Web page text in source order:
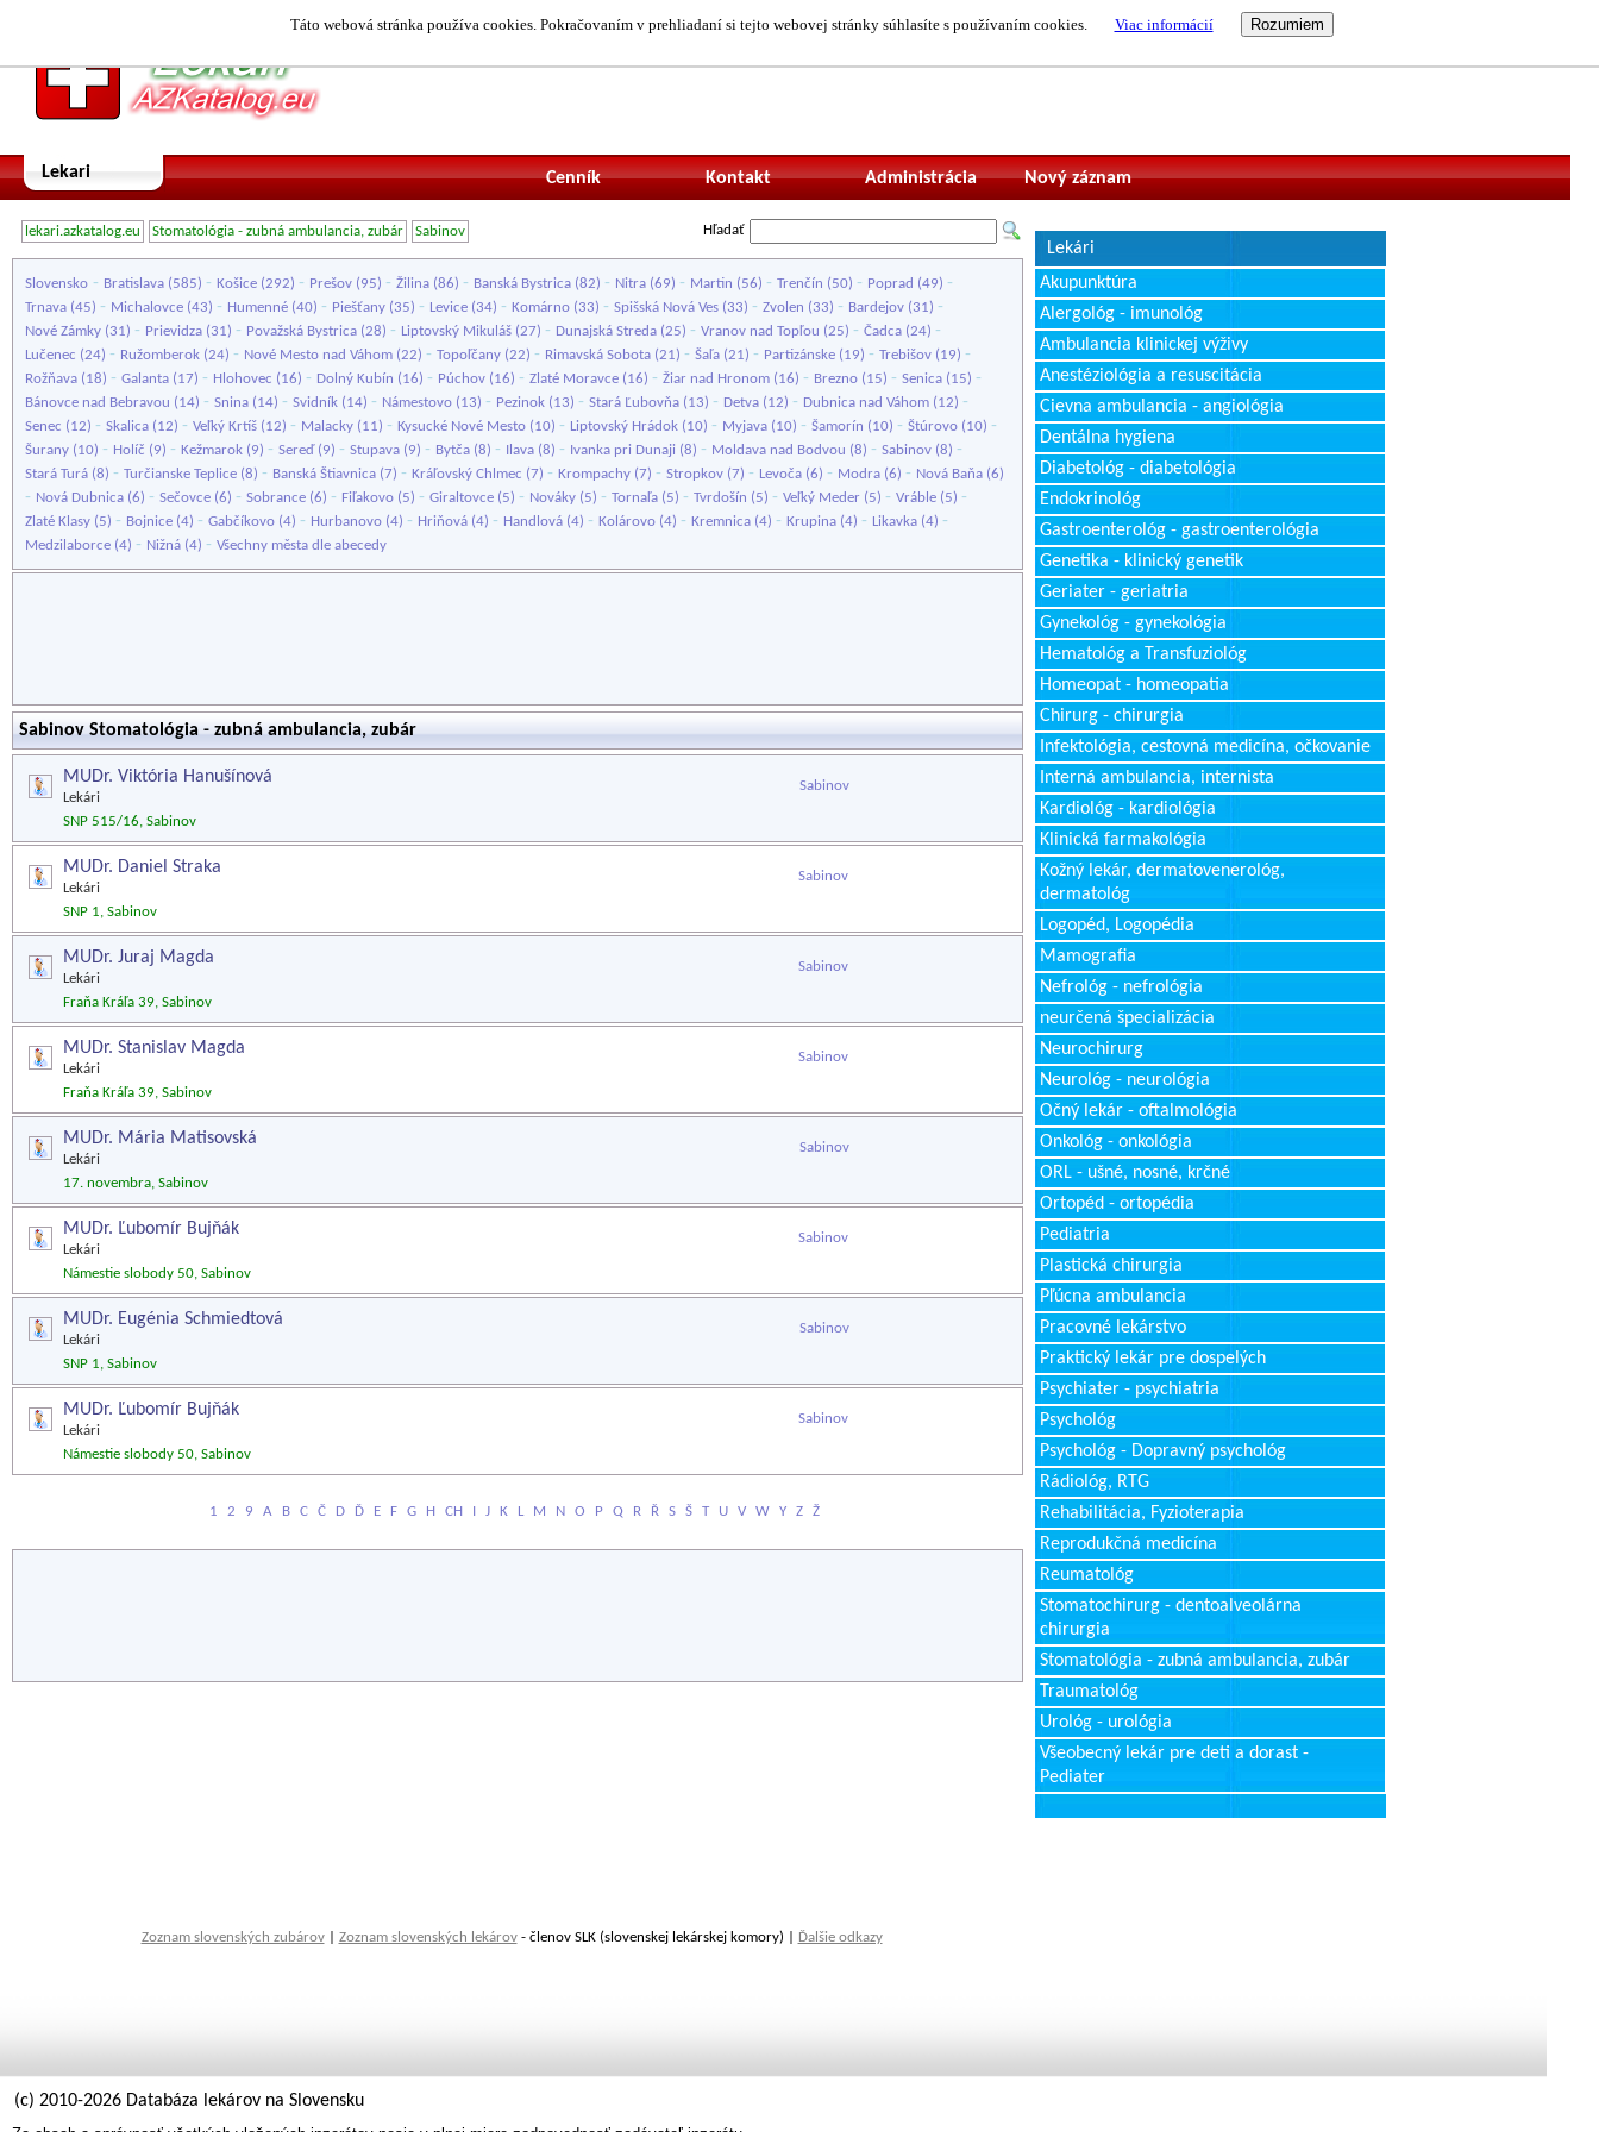
Táto webová stránka používa cookies. Pokračovaním v prehliadaní si tejto webovej stránky súhlasíte s používaním cookies. Viac informácií
Lekari Nový záznam
Administrácia
Kontakt
Cenník
lekari.azkatalog.eu Stomatológia - zubná ambulancia, zubár Sabinov Hľadať
Slovensko - Bratislava (585) - Košice (292) - Prešov (95) - Žilina (86) - Banská Bystrica (82) - Nitra (69) - Martin (56) - Trenčín (50) - Poprad (49) -
Trnava (45) - Michalovce (43) - Humenné (40) - Piešťany (35) - Levice (34) - Komárno (33) - Spišská Nová Ves (33) - Zvolen (33) - Bardejov (31) -
Nové Zámky (31) - Prievidza (31) - Považská Bystrica (28) - Liptovský Mikuláš (27) - Dunajská Streda (25) - Vranov nad Topľou (25) - Čadca (24) -
Lučenec (24) - Ružomberok (24) - Nové Mesto nad Váhom (22) - Topoľčany (22) - Rimavská Sobota (21) - Šaľa (21) - Partizánske (19) - Trebišov (19) -
Rožňava (18) - Galanta (17) - Hlohovec (16) - Dolný Kubín (16) - Púchov (16) - Zlaté Moravce (16) - Žiar nad Hronom (16) - Brezno (15) - Senica (15) -
Bánovce nad Bebravou (14) - Snina (14) - Svidník (14) - Námestovo (13) - Pezinok (13) - Stará Ľubovňa (13) - Detva (12) - Dubnica nad Váhom (12) -
Senec (12) - Skalica (12) - Veľký Krtíš (12) - Malacky (11) - Kysucké Nové Mesto (10) - Liptovský Hrádok (10) - Myjava (10) - Šamorín (10) - Štúrovo (10) -
Šurany (10) - Holíč (9) - Kežmarok (9) - Sereď(9) - Stupava (9) - Bytča (8) - Ilava (8) - Ivanka pri Dunaji (8) - Moldava nad Bodvou (8) - Sabinov (8) -
Stará Turá (8) - Turčianske Teplice (8) - Banská Štiavnica (7) - Kráľovský Chlmec (7) - Krompachy (7) - Stropkov (7) - Levoča (6) - Modra (6) - Nová Baňa (6)
- Nová Dubnica (6) - Sečovce (6) - Sobrance (6) - Fiľakovo (5) - Giraltovce (5) - Nováky (5) - Tornaľa (5) - Tvrdošín (5) - Veľký Meder (5) - Vráble (5) -
Zlaté Klasy (5) - Bojnice (4) - Gabčíkovo (4) - Hurbanovo (4) - Hriňová (4) - Handlová (4) - Kolárovo (4) - Kremnica (4) - Krupina (4) - Likavka (4) -
Medzilaborce (4) - Nižná (4) - Všechny města dle abecedy
Sabinov Stomatológia - zubná ambulancia, zubár
MUDr. Viktória Hanušínová
Lekári
Sabinov
SNP 515/16, Sabinov
MUDr. Daniel Straka
Lekári
Sabinov
SNP 1, Sabinov
MUDr. Juraj Magda
Lekári
Sabinov
Fraňa Kráľa 39, Sabinov
MUDr. Stanislav Magda
Lekári
Sabinov
Fraňa Kráľa 39, Sabinov
MUDr. Mária Matisovská
Lekári
Sabinov
17. novembra, Sabinov
MUDr. Ľubomír Bujňák
Lekári
Sabinov
Námestie slobody 50, Sabinov
MUDr. Eugénia Schmiedtová
Lekári
Sabinov
SNP 1, Sabinov
MUDr. Ľubomír Bujňák
Lekári
Sabinov
Námestie slobody 50, Sabinov
1 2 9 A B C Č D Ď E F G H CH I J K L M N O P Q R Ř S Š T U V W Y Z Ž
Lekári
Akupunktúra
Alergológ - imunológ
Ambulancia klinickej výživy
Anestéziológia a resuscitácia
Cievna ambulancia - angiológia
Dentálna hygiena
Diabetológ - diabetológia
Endokrinológ
Gastroenterológ - gastroenterológia
Genetika - klinický genetik
Geriater - geriatria
Gynekológ - gynekológia
Hematológ a Transfuziológ
Homeopat - homeopatia
Chirurg - chirurgia
Infektológia, cestovná medicína, očkovanie
Interná ambulancia, internista
Kardiológ - kardiológia
Klinická farmakológia
Kožný lekár, dermatovenerológ,
dermatológ
Logopéd, Logopédia
Mamografia
Nefrológ - nefrológia
neurčená špecializácia
Neurochirurg
Neurológ - neurológia
Očný lekár - oftalmológia
Onkológ - onkológia
ORL - ušné, nosné, krčné
Ortopéd - ortopédia
Pediatria
Plastická chirurgia
Pľúcna ambulancia
Pracovné lekárstvo
Praktický lekár pre dospelých
Psychiater - psychiatria
Psychológ
Psychológ - Dopravný psychológ
Rádiológ, RTG
Rehabilitácia, Fyzioterapia
Reprodukčná medicína
Reumatológ
Stomatochirurg - dentoalveolárna
chirurgia
Stomatológia - zubná ambulancia, zubár
Traumatológ
Urológ - urológia
Všeobecný lekár pre deti a dorast -
Pediater
Zoznam slovenských zubárov| Zoznam slovenských lekárov- členov SLK (slovenskej lekárskej komory) | Ďalšie odkazy
(c) 2010-2026 Databáza lekárov na Slovensku